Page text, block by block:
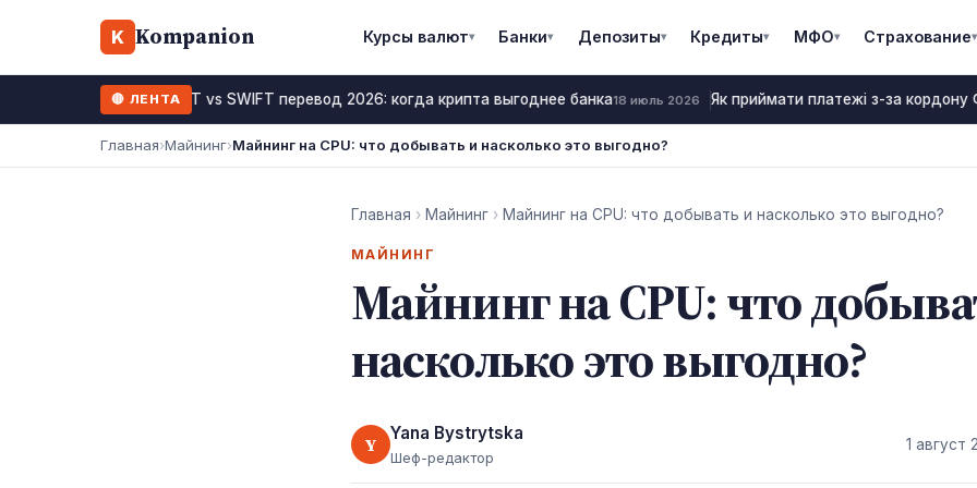
K Kompanion Курсы валют▾ Банки▾ Депозиты▾ Кредиты▾ МФО▾ Страхование▾
🔴 ЛЕНТА
19 июль 2026 USDT vs SWIFT перевод 2026: когда крипта выгоднее банка18 июль 2026 Як приймати платежі з-за кордону
Главная›Майнинг›Майнинг на CPU: что добывать и насколько это выгодно?
Главная › Майнинг › Майнинг на CPU: что добывать и насколько это выгодно?
МАЙНИНГ
Майнинг на CPU: что
насколько это выгодно?
Y Yana Bystrytska
Шеф-редактор
1 август